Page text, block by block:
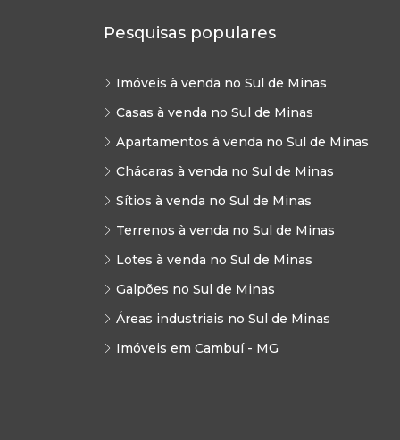
Pesquisas populares
Imóveis à venda no Sul de Minas
Casas à venda no Sul de Minas
Apartamentos à venda no Sul de Minas
Chácaras à venda no Sul de Minas
Sítios à venda no Sul de Minas
Terrenos à venda no Sul de Minas
Lotes à venda no Sul de Minas
Galpões no Sul de Minas
Áreas industriais no Sul de Minas
Imóveis em Cambuí - MG